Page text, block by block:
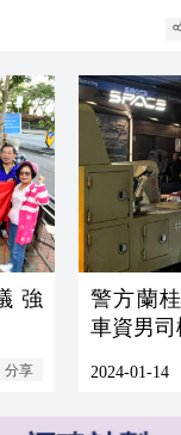
強
分享
警方蘭
車資男司
2024-01-14